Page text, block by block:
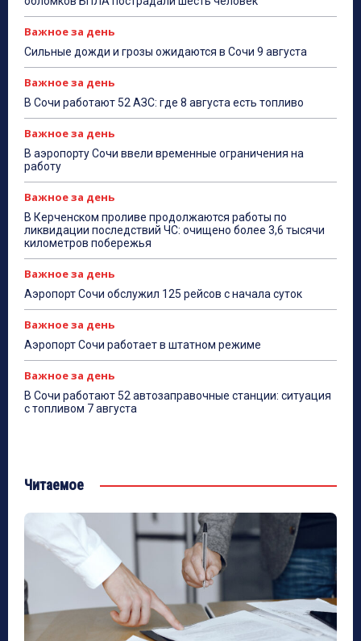
Важное за день
Сильные дожди и грозы ожидаются в Сочи 9 августа
Важное за день
В Сочи работают 52 АЗС: где 8 августа есть топливо
Важное за день
В аэропорту Сочи ввели временные ограничения на
работу
Важное за день
В Керченском проливе продолжаются работы по
ликвидации последствий ЧС: очищено более 3,6 тысячи
километров побережья
Важное за день
Аэропорт Сочи обслужил 125 рейсов с начала суток
Важное за день
Аэропорт Сочи работает в штатном режиме
Важное за день
В Сочи работают 52 автозаправочные станции: ситуация
с топливом 7 августа
Читаемое